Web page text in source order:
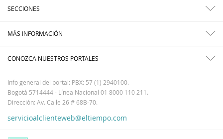
SECCIONES
MÁS INFORMACIÓN
CONOZCA NUESTROS PORTALES
Info general del portal: PBX: 57 (1) 2940100.
Bogotá 5714444 - Línea Nacional 01 8000 110 211.
Dirección: Av. Calle 26 # 68B-70.
servicioalclienteweb@eltiempo.com